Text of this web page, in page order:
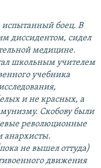
испытанный боец. В
диссидентом, сидел
медицине.
школьным учителем
учебника
и не красных, а
Скобову были
революционные
анархисты.
не вышел оттуда)
движения